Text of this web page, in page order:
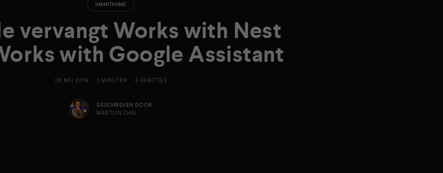
SMARTHOME
vervangt Works with Nest
with Google Assistant
08 MEI 2019 3 MINUTEN 0 REACTIES
GESCHREVEN DOOR
MARTIJN CHEL